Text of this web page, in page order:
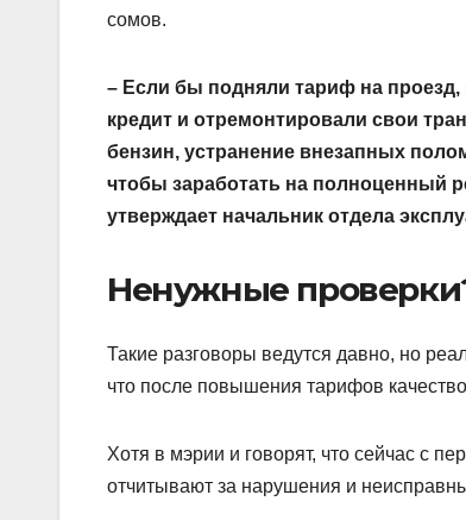
сомов.
– Если бы подняли тариф на
кредит и отремонтировали свои
бензин, устранение внезапных
чтобы заработать на полноценный
утверждает начальник отдела
Ненужные
Такие разговоры ведутся давно, но
что после повышения тарифов
Хотя в мэрии и говорят, что сейчас с
отчитывают за нарушения и